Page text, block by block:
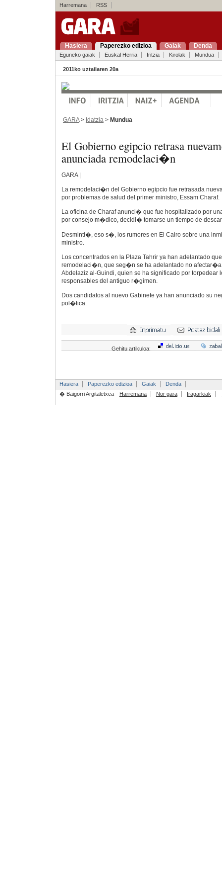
Harremana RSS
Hasiera Paperezko edizioa Gaiak Denda
Eguneko gaiak Euskal Herria Iritzia Kirolak Mundua
2011ko uztailaren 20a
GARA> Idatzia > Mundua
El Gobierno egipcio retrasa
anunciada remodelaci�n
GARA |
La remodelaci�n del Gobierno egipcio fue retrasada
por problemas de salud del primer ministro, Essam Charaf.
La oficina de Charaf anunci� que fue hospitalizado por
por consejo m�dico, decidi� tomarse un tiempo de
Desminti�, eso s�, los rumores en El Cairo sobre una
ministro.
Los concentrados en la Plaza Tahrir ya han adelantado
remodelaci�n, que seg�n se ha adelantado no afectar�a
Abdelaziz al-Guindi, quien se ha significado por torpedear
responsables del antiguo r�gimen.
Dos candidatos al nuevo Gabinete ya han anunciado su
pol�tica.
Gehitu artikuloa:
Hasiera Paperezko edizioa Gaiak
Denda
� Baigorri Argitaletxea
Harremana Nor gara Iragarkiak